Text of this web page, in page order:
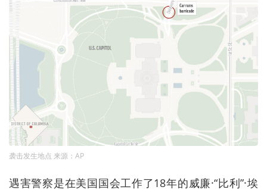
袭击发生地点 来源：AP
遇害警察是在美国国会工作了18年的威廉·“比利”·埃